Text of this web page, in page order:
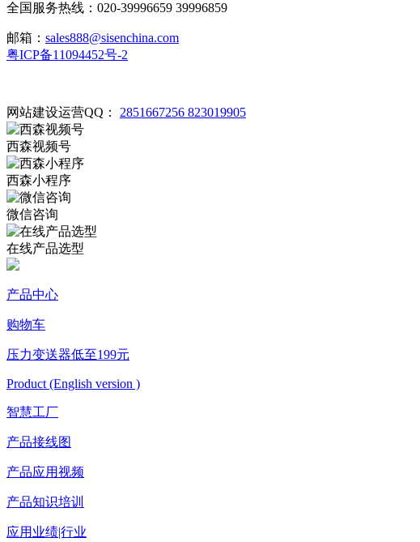
全国服务热线：020-39996659 39996859
邮箱： sales888@sisenchina.com
粤ICP备11094452号-2
网站建设运营QQ： 2851667256 823019905
西森视频号
西森小程序
微信咨询
在线产品选型
产品中心
购物车
压力变送器低至199元
Product (English version )
智慧工厂
产品接线图
产品应用视频
产品知识培训
应用业绩|行业